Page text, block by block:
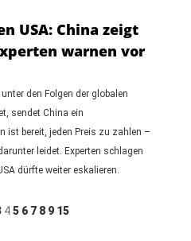
USA: China zeigt
warnen vor
den Folgen der globalen
sendet China ein
ist bereit, jeden Preis zu zahlen –
leidet. Experten schlagen
dürfte weiter eskalieren.
4 5 6 7 8 9 15